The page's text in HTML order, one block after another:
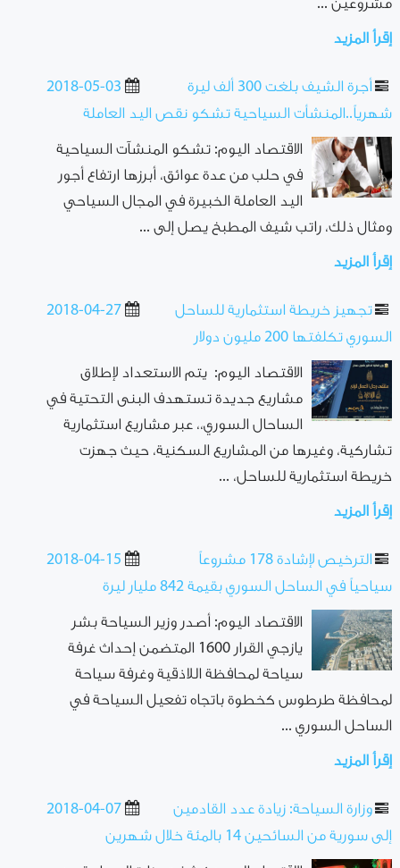
مشروعين ...
إقرأ المزيد
2018-05-03
أجرة الشيف بلغت 300 ألف ليرة
شهرياً..المنشأت السياحية تشكو نقص اليد العاملة
الاقتصاد اليوم: تشكو المنشآت السياحية
في حلب من عدة عوائق، أبرزها ارتفاع أجور
اليد العاملة الخبيرة في المجال السياحي
ومثال ذلك، راتب شيف المطبخ يصل إلى ...
إقرأ المزيد
2018-04-27
تجهيز خريطة استثمارية للساحل
السوري تكلفتها 200 مليون دولار
الاقتصاد اليوم: يتم الاستعداد لإطلاق
مشاريع جديدة تستهدف البنى التحتية في
الساحال السوري،، عبر مشاريع استثمارية
تشاركية، وغيرها من المشاريع السكنية، حيث جهزت
خريطة استثمارية للساحل، ...
إقرأ المزيد
2018-04-15
الترخيص لإشادة 178 مشروعاً
سياحياً في الساحل السوري بقيمة 842 مليار ليرة
الاقتصاد اليوم: أصدر وزير السياحة بشر
يازجي القرار 1600 المتضمن إحداث غرفة
سياحة لمحافظة اللاذقية وغرفة سياحة
لمحافظة طرطوس كخطوة باتجاه تفعيل السياحة في
الساحل السوري ...
إقرأ المزيد
2018-04-07
وزارة السياحة: زيادة عدد القادمين
إلى سورية من السائحين 14 بالمئة خلال شهرين